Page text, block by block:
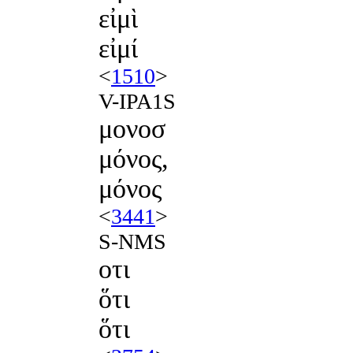
εἰμὶ
εἰμί
<1510>
V-IPA1S
μονοσ
μόνος,
μόνος
<3441>
S-NMS
οτι
ὅτι
ὅτι